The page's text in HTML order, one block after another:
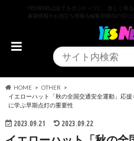
YESNEWSは全てをポジティブに、楽しく明
最新情報やお役立ち情報を編集部独自の切
HOME
OTHER
イエローハット「秋の全国交通安全運動」応
に学ぶ早期点灯の重要性
2023.09.21 2023.09.22